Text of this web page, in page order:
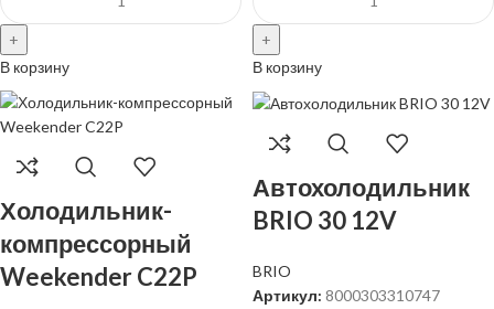
В корзину В корзину
Холодильник-
компрессорный
Weekender C22P
Автохолодильник
BRIO 30 12V
BRIO
Артикул: 8000303310747